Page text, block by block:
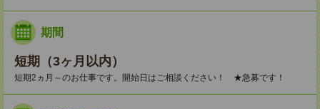
期間
短期（3ヶ月以内）
短期2ヵ月～のお仕事です。開始日はご相談ください！ ★急募です！